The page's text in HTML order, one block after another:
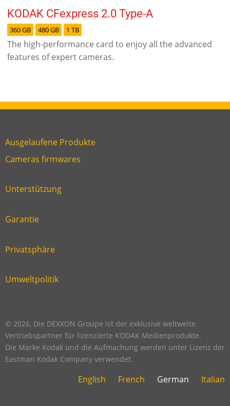
KODAK CFexpress 2.0 Type-A
360 GB 480 GB 1 TB
The high-performance card to enjoy all the advanced
features of expert cameras.
Link
footer
Ausgelaufene Produkte
Link
six
Cameras firmwares
Link
second
Unterstützung
Link
third
Garantie
Link
fourth
Privatsphäre
Link
footer
Umweltpolitik
© 2026, Die DEXXON Groupe ist der exklusive weltweite
Vertriebspartner für lizenzierte KODAK Medienprodukte.
Die Marke Kodak und die Aufmachung werden unter Lizenz der
Eastman Kodak Company verwendet.
English French German Italian